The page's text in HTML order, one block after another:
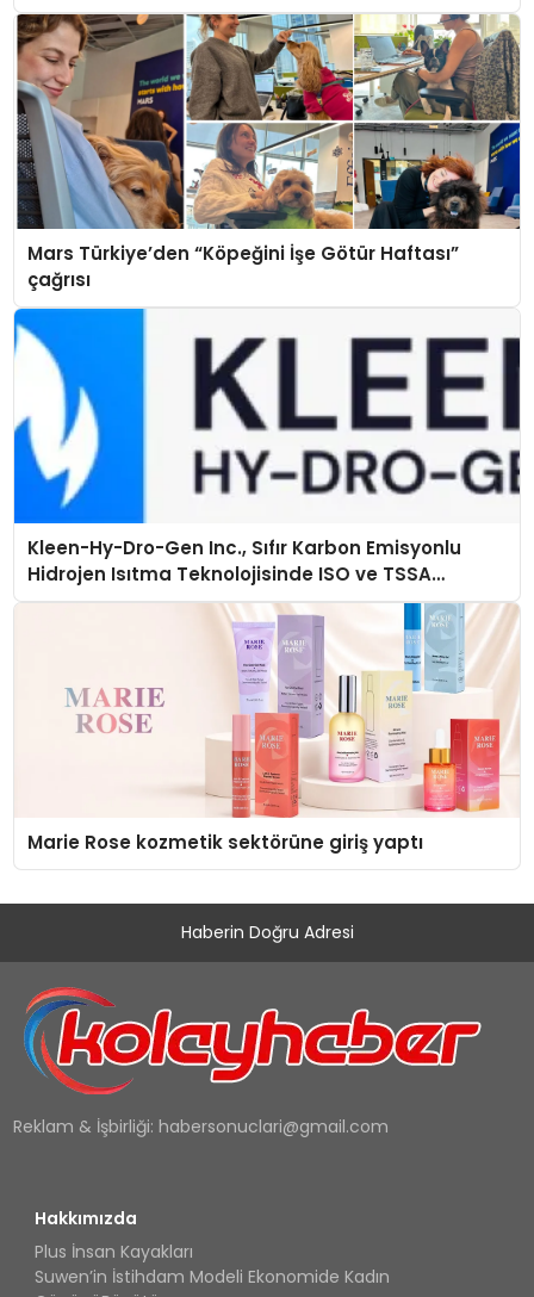
Mars Türkiye’den “Köpeğini İşe Götür Haftası”
çağrısı
Kleen-Hy-Dro-Gen Inc., Sıfır Karbon Emisyonlu
Hidrojen Isıtma Teknolojisinde ISO ve TSSA
Düzenleyici Onaylarını Aldı
Marie Rose kozmetik sektörüne giriş yaptı
Haberin Doğru Adresi
Reklam & İşbirliği: habersonuclari@gmail.com
Hakkımızda
Plus İnsan Kayakları
Suwen’in İstihdam Modeli Ekonomide Kadın